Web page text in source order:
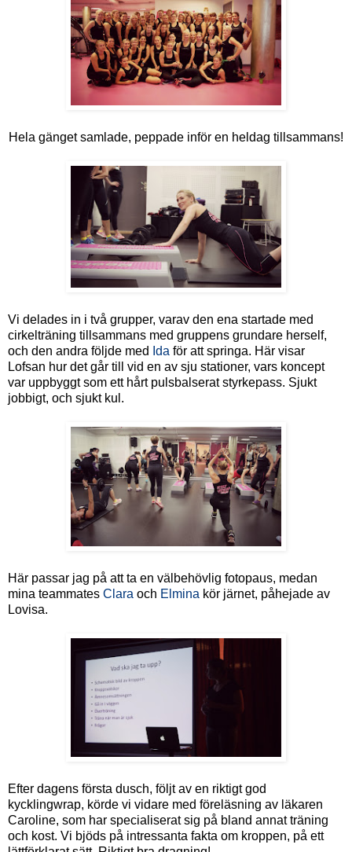
Hela gänget samlade, peppade inför en heldag tillsammans!
Vi delades in i två grupper, varav den ena startade med
cirkelträning tillsammans med gruppens grundare herself,
och den andra följde med Ida för att springa. Här visar
Lofsan hur det går till vid en av sju stationer, vars koncept
var uppbyggt som ett hårt pulsbalserat styrkepass. Sjukt
jobbigt, och sjukt kul.
Här passar jag på att ta en välbehövlig fotopaus, medan
mina teammates Clara och Elmina kör järnet, påhejade av
Lovisa.
Efter dagens första dusch, följt av en riktigt god
kycklingwrap, körde vi vidare med föreläsning av läkaren
Caroline, som har specialiserat sig på bland annat träning
och kost. Vi bjöds på intressanta fakta om kroppen, på ett